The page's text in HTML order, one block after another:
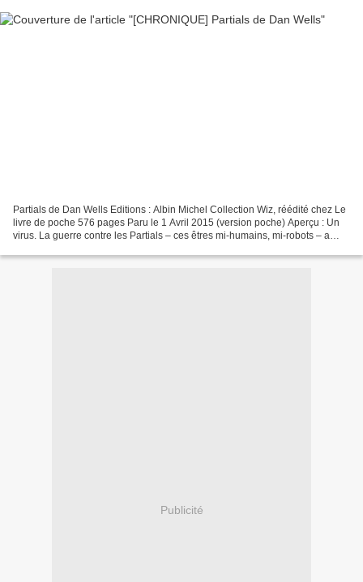
Partials de Dan Wells Editions : Albin Michel Collection Wiz, réédité chez Le
livre de poche 576 pages Paru le 1 Avril 2015 (version poche) Aperçu : Un
virus. La guerre contre les Partials – ces êtres mi-humains, mi-robots – a
Publicité